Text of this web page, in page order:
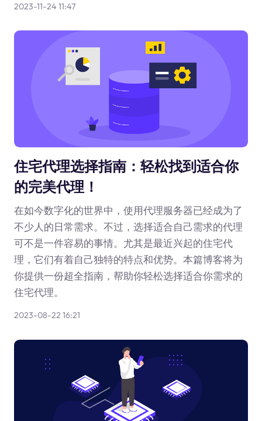
2023-11-24 11:47
住宅代理选择指南：轻松找到适合你
的完美代理！
在如今数字化的世界中，使用代理服务器已经成为了
不少人的日常需求。不过，选择适合自己需求的代理
可不是一件容易的事情。尤其是最近兴起的住宅代
理，它们有着自己独特的特点和优势。本篇博客将为
你提供一份超全指南，帮助你轻松选择适合你需求的
住宅代理。
2023-08-22 16:21